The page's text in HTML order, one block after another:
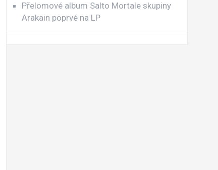
Přelomové album Salto Mortale skupiny
Arakain poprvé na LP